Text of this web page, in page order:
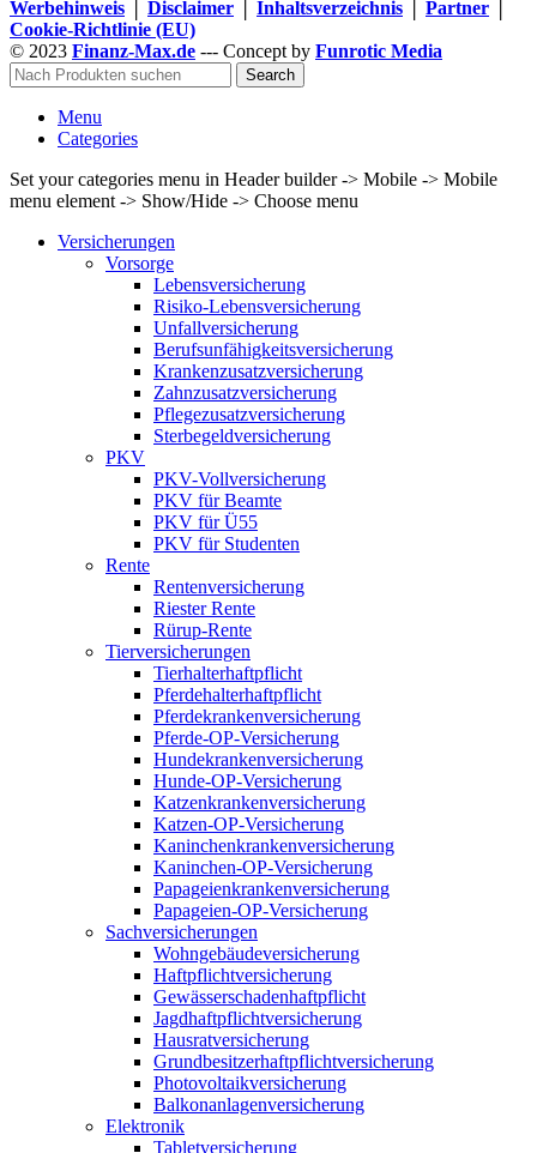
Werbehinweis Disclaimer Inhaltsverzeichnis Partner
Cookie-Richtlinie (EU)
© 2023 Finanz-Max.de --- Concept by Funrotic Media
Search
Menu
Categories
Set your categories menu in Header builder -> Mobile -> Mobile
menu element -> Show/Hide -> Choose menu
Versicherungen
Vorsorge
Lebensversicherung
Risiko-Lebensversicherung
Unfallversicherung
Berufsunfähigkeits­versicherung
Krankenzusatzversicherung
Zahnzusatzversicherung
Pflegezusatzversicherung
Sterbegeldversicherung
PKV
PKV-Vollversicherung
PKV für Beamte
PKV für Ü55
PKV für Studenten
Rente
Rentenversicherung
Riester Rente
Rürup-Rente
Tierversicherungen
Tierhalterhaftpflicht
Pferdehalterhaftpflicht
Pferdekrankenversicherung
Pferde-OP-Versicherung
Hundekrankenversicherung
Hunde-OP-Versicherung
Katzenkrankenversicherung
Katzen-OP-Versicherung
Kaninchenkrankenversicherung
Kaninchen-OP-Versicherung
Papageienkrankenversicherung
Papageien-OP-Versicherung
Sachversicherungen
Wohngebäudeversicherung
Haftpflichtversicherung
Gewässerschadenhaftpflicht
Jagdhaftpflichtversicherung
Hausratversicherung
Grundbesitzerhaftpflichtversicherung
Photovoltaikversicherung
Balkonanlagenversicherung
Elektronik
Tabletversicherung